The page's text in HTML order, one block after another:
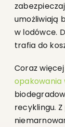
umożliwiają
w lodówce.
trafia do
Coraz
opakowania
recyklingu.